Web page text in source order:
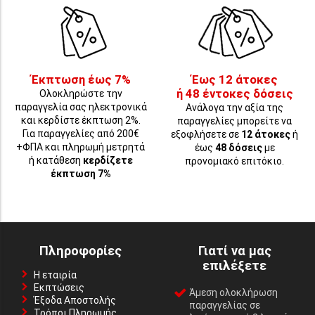
Έκπτωση έως 7%
Ολοκληρώστε την
παραγγελία σας ηλεκτρονικά
και κερδίστε έκπτωση 2%.
Για παραγγελίες από 200€
+ΦΠΑ και πληρωμή μετρητά
ή κατάθεση κερδίζετε
έκπτωση 7%
Έως 12 άτοκες
ή 48 έντοκες δόσεις
Ανάλογα την αξία της
παραγγελίες μπορείτε να
εξοφλήσετε σε 12 άτοκεςή
έως 48 δόσειςμε
προνομιακό επιτόκιο.
Πληροφορίες
Η εταιρία
Εκπτώσεις
Έξοδα Αποστολής
Γιατί να μας
επιλέξετε
Άμεση ολοκλήρωση
παραγγελίας σε